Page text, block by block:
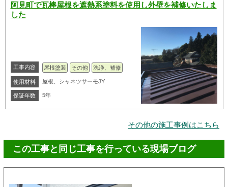
阿見町で瓦棒屋根を遮熱系塗料を使用し外壁を補修いたしま
した
工事内容 屋根塗装 その他 洗浄、補修
使用材料 屋根、シャネツサーモJY
保証年数 5年
その他の施工事例はこちら
この工事と同じ工事を行っている現場ブログ